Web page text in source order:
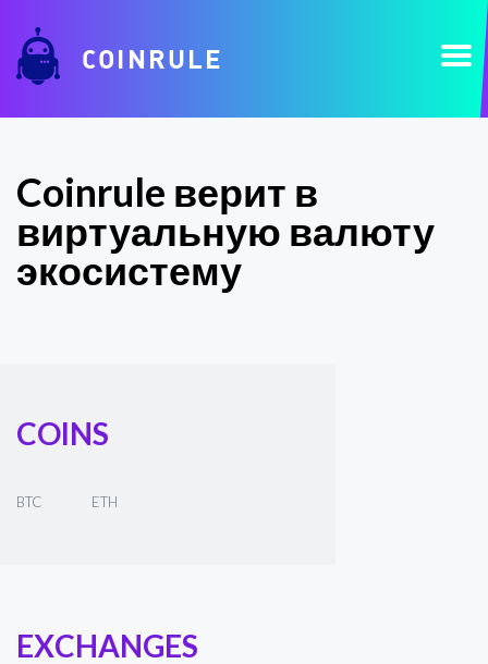
COINRULE
Coinrule верит в
виртуальную валюту
экосистему
EXCHANGES
COINS
BTC ETH